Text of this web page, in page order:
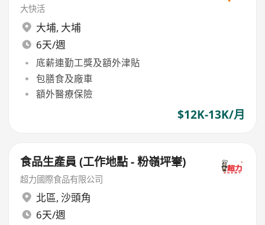
大快活
大埔, 大埔
6天/週
底薪連勤工獎及額外津貼
包膳食及廠車
額外醫療保險
$12K-13K/月
食品生產員 (工作地點 - 粉嶺坪輋)
超力國際食品有限公司
北區, 沙頭角
6天/週